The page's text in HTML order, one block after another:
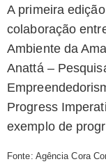
A primeira
colaboração
Ambiente da
Anattá –
Progress
exemplo de
Fonte: Agência Cora